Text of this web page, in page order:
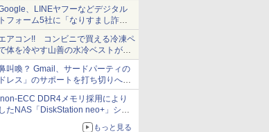
める 、LINEヤフーなどデジタル
フォーム5社に「なりすまし詐欺
化を要請 著名人の写真や映像を
欺などへの対策として
アコン!! コンビニで買える冷凍ペ
体を冷やす山善の水冷ベストがロ
ちょうどいい【ぼっち・ざ・ろー
【空いた時間でなにしてる？】
叫喚？ Gmail、サードパーティの
レス」のサポートを打ち切りへ
】
ECC DDR4メモリ採用により
たNAS「DiskStation neo+」シリ
抑えて導入でき、ECCメモリへの
もっと見る